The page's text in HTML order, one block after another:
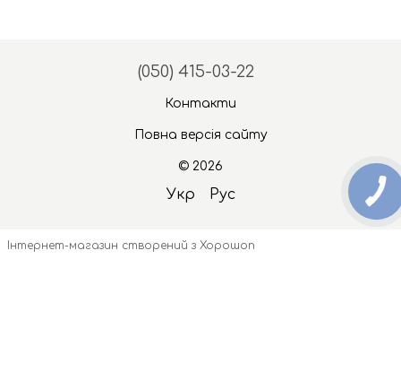
(050) 415-03-22
Контакти
Повна версія сайту
© 2026
Укр Рус
Інтернет-магазин створений з Хорошоп